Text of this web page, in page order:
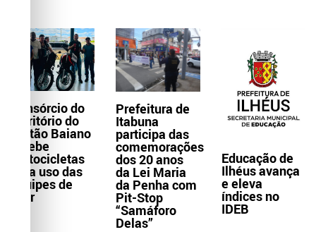
Consórcio do
Território do
Sertão Baiano
recebe
motocicletas
para uso das
equipes de
Ater
Prefeitura de
Itabuna
participa das
comemorações
dos 20 anos
da Lei Maria
da Penha com
Pit-Stop
“Samáforo
Delas”
Educação de
Ilhéus avança
e eleva
índices no
IDEB